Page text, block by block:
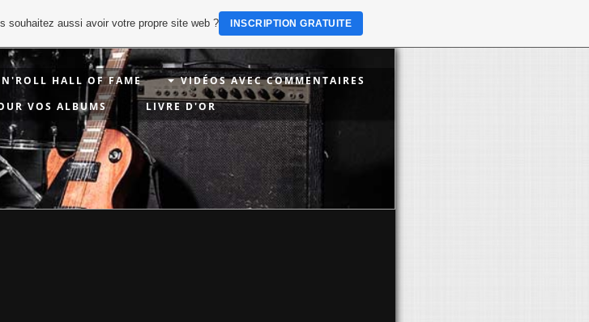
HALL OF FAME
VIDÉOS AVEC COMMENTAIRES
VOS ALBUMS LIVRE D'OR
souhaitez aussi avoir votre propre site web ? INSCRIPTION GRATUITE